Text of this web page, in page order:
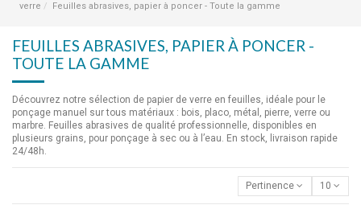
verre
Feuilles abrasives, papier à poncer - Toute la gamme
FEUILLES ABRASIVES, PAPIER À PONCER -
TOUTE LA GAMME
Découvrez notre sélection de papier de verre en feuilles, idéale pour le
ponçage manuel sur tous matériaux : bois, placo, métal, pierre, verre ou
marbre. Feuilles abrasives de qualité professionnelle, disponibles en
plusieurs grains, pour ponçage à sec ou à l’eau. En stock, livraison rapide
24/48h.
Pertinence 10